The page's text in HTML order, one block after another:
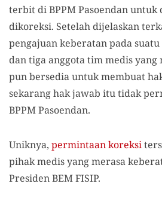
terbit di BPPM Pasoendan
dikoreksi. Setelah dijelaskan
pengajuan keberatan pada
dan tiga anggota tim medis
pun bersedia untuk membuat
sekarang hak jawab itu tidak
BPPM Pasoendan.
Uniknya, permintaan koreksi
pihak medis yang merasa
Presiden BEM FISIP.